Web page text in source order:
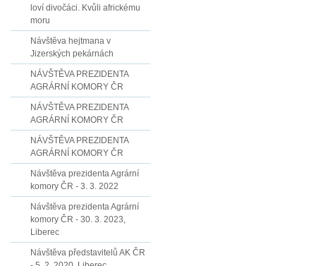
loví divočáci. Kvůli africkému
moru
Návštěva hejtmana v
Jizerských pekárnách
NÁVŠTĚVA PREZIDENTA
AGRÁRNÍ KOMORY ČR
NÁVŠTĚVA PREZIDENTA
AGRÁRNÍ KOMORY ČR
NÁVŠTĚVA PREZIDENTA
AGRÁRNÍ KOMORY ČR
Návštěva prezidenta Agrární
komory ČR - 3. 3. 2022
Návštěva prezidenta Agrární
komory ČR - 30. 3. 2023,
Liberec
Návštěva představitelů AK ČR